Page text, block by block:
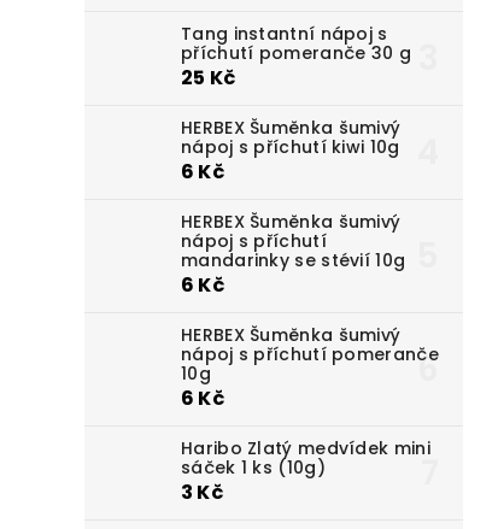
Tang instantní nápoj s
příchutí pomeranče 30 g
25 Kč
HERBEX Šuměnka šumivý
nápoj s příchutí kiwi 10g
6 Kč
HERBEX Šuměnka šumivý
nápoj s příchutí
mandarinky se stévií 10g
6 Kč
HERBEX Šuměnka šumivý
nápoj s příchutí pomeranče
10g
6 Kč
Haribo Zlatý medvídek mini
sáček 1 ks (10g)
3 Kč